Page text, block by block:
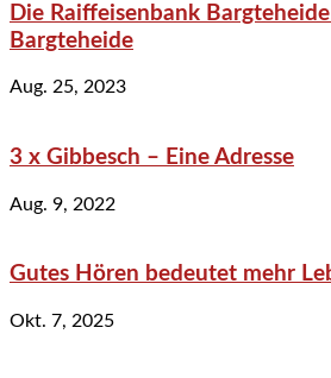
Die Raiffeisenbank
Bargteheide
Aug. 25, 2023
3 x Gibbesch – Eine Adresse
Aug. 9, 2022
Gutes Hören bedeutet mehr
Okt. 7, 2025